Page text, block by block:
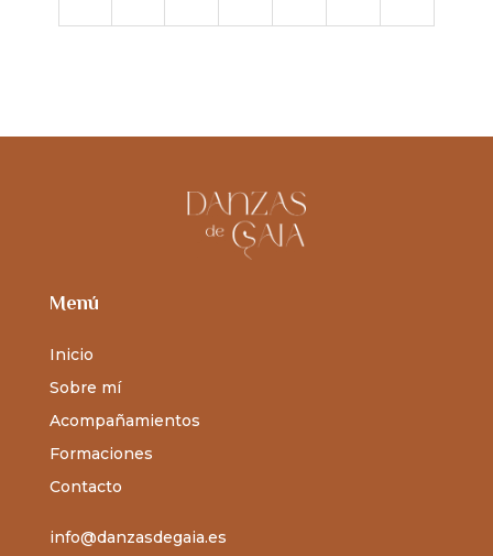
Menú
Inicio
Sobre mí
Acompañamientos
Formaciones
Contacto
info@danzasdegaia.es